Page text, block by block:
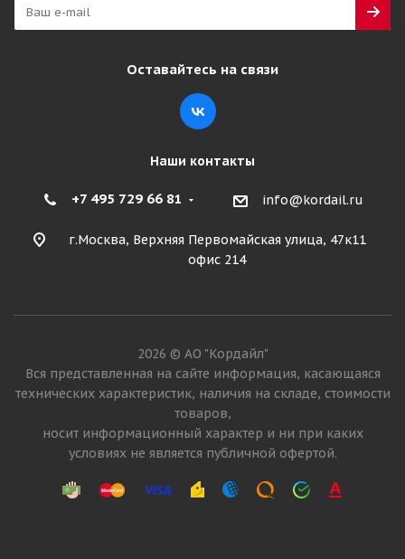
Оставайтесь на связи
Наши контакты
+7 495 729 66 81 info@kordail.ru
г.Москва, Верхняя Первомайская улица, 47к11
офис 214
2026 © АО "Кордайл"
Вся представленная на сайте информация, касающаяся
технических характеристик, наличия на складе, стоимости
товаров,
носит информационный характер и ни при каких
условиях не является публичной офертой.